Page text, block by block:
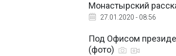
Монастырский
27.01.2020 - 08:56
Под Офисом
(фото)